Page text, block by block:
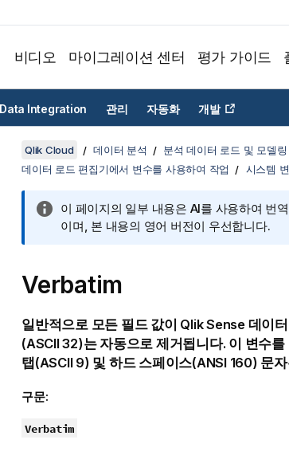
비디오 마이그레이션 센터 평가 가이드
Data Integration 관리 자동화 개발
Qlik Cloud 데이터 분석 분석 데이터 로드 및 모델링
데이터 로드 편집기에서 변수를 사용하여 작업
시스템
이 페이지의 일부 내용은 AI를 사용하여 번
이며, 본 내용의 영어 버전이 우선합니다.
Verbatim
일반적으로 모든 필드 값이 Qlik Sense데이터
(ASCII 32)는 자동으로 제거됩니다. 이 변수
탭(ASCII 9) 및 하드 스페이스(ANSI 160) 문
구문:
Verbatim